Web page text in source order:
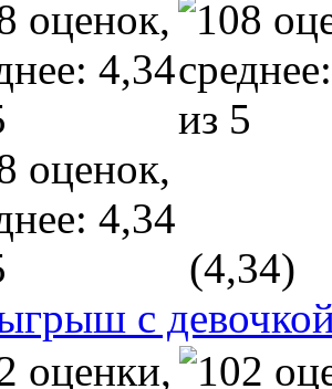
(4,34)
с